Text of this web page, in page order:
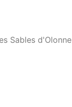
Sables d'Olonne